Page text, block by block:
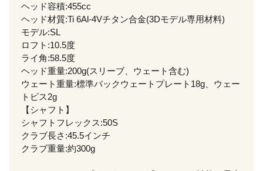
ヘッド容積:455cc
ヘッド材質:Ti 6Al-4Vチタン合金(3Dモデル専用材料)
モデル:SL
ロフト:10.5度
ライ角:58.5度
ヘッド重量:200g(スリーブ、ウェート含む)
ウェート重量:標準バックウェートプレート18g、ウェー
トビス2g
【シャフト】
シャフトフレックス:50S
クラブ長さ:45.5インチ
クラブ重量:約300g